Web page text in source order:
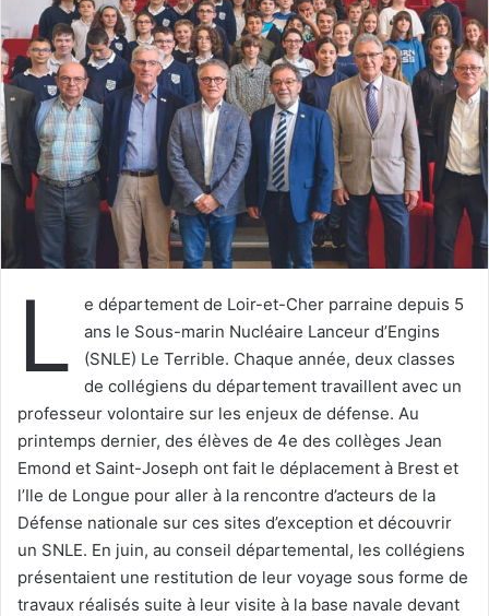
y
e
r
u
n
c
o
u
r
r
i
e
l
L
e département de Loir-et-Cher parraine depuis 5
ans le Sous-marin Nucléaire Lanceur d’Engins
(SNLE) Le Terrible. Chaque année, deux classes
de collégiens du département travaillent avec un
professeur volontaire sur les enjeux de défense. Au
printemps dernier, des élèves de 4e des collèges Jean
Emond et Saint-Joseph ont fait le déplacement à Brest et
l’Ile de Longue pour aller à la rencontre d’acteurs de la
Défense nationale sur ces sites d’exception et découvrir
un SNLE. En juin, au conseil départemental, les collégiens
présentaient une restitution de leur voyage sous forme de
travaux réalisés suite à leur visite à la base navale devant